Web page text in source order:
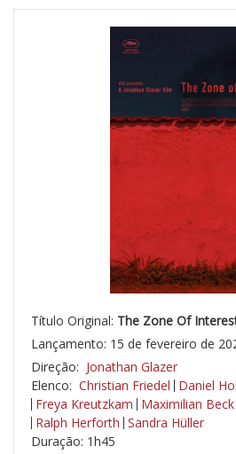
Título Original: The Zone Of
Lançamento: 15 de fevereiro de
Direção: Jonathan Glazer
Elenco: Christian Friedel Daniel
Freya Kreutzkam Maximilian Beck
Ralph Herforth Sandra Hüller
Duração: 1h45